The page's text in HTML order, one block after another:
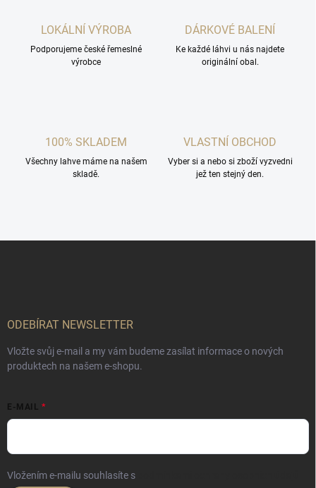
LOKÁLNÍ VÝROBA
Podporujeme české řemeslné
výrobce
DÁRKOVÉ BALENÍ
Ke každé láhvi u nás najdete
originální obal.
100% SKLADEM
Všechny lahve máme na našem
skladě.
VLASTNÍ OBCHOD
Vyber si a nebo si zboží vyzvedni
jež ten stejný den.
ODEBÍRAT NEWSLETTER
Vložte svůj e-mail a my vám budeme zasílat informace o nových
produktech na našem e-shopu.
E-MAIL
Vložením e-mailu souhlasíte s